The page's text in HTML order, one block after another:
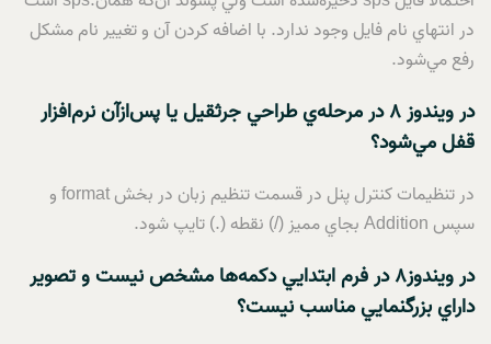
در انتهاي نام فايل وجود ندارد. با اضافه کردن آن و تغيير نام مشکل
رفع مي‌شود.
در ويندوز8در مرحله‌ي طراحي جرثقيل يا پس‌ازآن نرم‌افزار
قفل مي‌شود؟
در تنظيمات کنترل پنل در قسمت تنظيم زبان در بخش format و
سپس Addition بجاي مميز (/) نقطه (.) تايپ شود.
در ويندوز8در فرم ابتدايي دکمه‌ها مشخص نيست و تصوير
داراي بزرگنمايي مناسب نيست؟